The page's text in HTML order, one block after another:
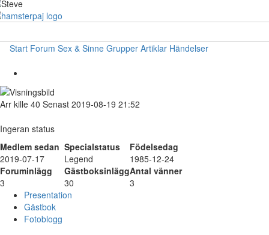
Start Forum Sex & Sinne Grupper Artiklar Händelser
Arr kille 40 Senast 2019-08-19 21:52
Ingeran status
Medlem sedan Specialstatus
Födelsedag
2019-07-17
Legend
1985-12-24
Foruminlägg
GästboksinläggAntal vänner
3
30
3
Presentation
Gästbok
Fotoblogg